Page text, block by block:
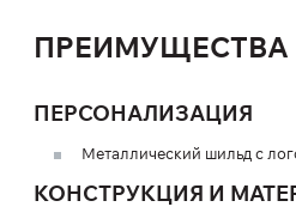
ПРЕИМУЩЕСТВА
ПЕРСОНАЛИЗАЦИЯ
Металлический шильд с
КОНСТРУКЦИЯ И